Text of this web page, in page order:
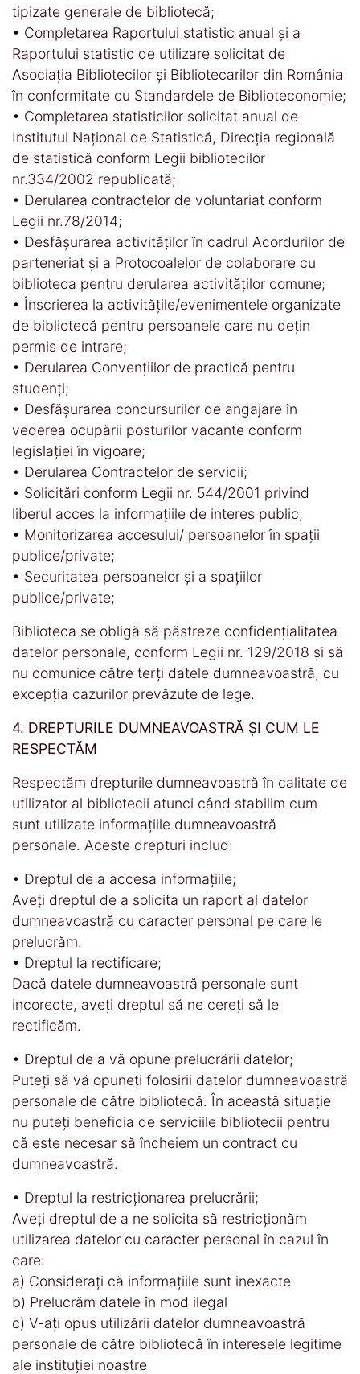
tipizate generale de bibliotecă;
• Completarea Raportului statistic anual și a
Raportului statistic de utilizare solicitat de
Asociația Bibliotecilor și Bibliotecarilor din România
în conformitate cu Standardele de Biblioteconomie;
• Completarea statisticilor solicitat anual de
Institutul Național de Statistică, Direcția regională
de statistică conform Legii bibliotecilor
nr.334/2002 republicată;
• Derularea contractelor de voluntariat conform
Legii nr.78/2014;
• Desfășurarea activităților în cadrul Acordurilor de
parteneriat și a Protocoalelor de colaborare cu
biblioteca pentru derularea activităților comune;
• Înscrierea la activitățile/evenimentele organizate
de bibliotecă pentru persoanele care nu dețin
permis de intrare;
• Derularea Convențiilor de practică pentru
studenți;
• Desfășurarea concursurilor de angajare în
vederea ocupării posturilor vacante conform
legislației în vigoare;
• Derularea Contractelor de servicii;
• Solicitări conform Legii nr. 544/2001 privind
liberul acces la informațiile de interes public;
• Monitorizarea accesului/ persoanelor în spații
publice/private;
• Securitatea persoanelor și a spațiilor
publice/private;
Biblioteca se obligă să păstreze confidențialitatea
datelor personale, conform Legii nr. 129/2018 și să
nu comunice către terți datele dumneavoastră, cu
excepția cazurilor prevăzute de lege.
4. DREPTURILE DUMNEAVOASTRĂ ȘI CUM LE
RESPECTĂM
Respectăm drepturile dumneavoastră în calitate de
utilizator al bibliotecii atunci când stabilim cum
sunt utilizate informațiile dumneavoastră
personale. Aceste drepturi includ:
• Dreptul de a accesa informațiile;
Aveți dreptul de a solicita un raport al datelor
dumneavoastră cu caracter personal pe care le
prelucrăm.
• Dreptul la rectificare;
Dacă datele dumneavoastră personale sunt
incorecte, aveți dreptul să ne cereți să le
rectificăm.
• Dreptul de a vă opune prelucrării datelor;
Puteți să vă opuneți folosirii datelor dumneavoastră
personale de către bibliotecă. În această situație
nu puteți beneficia de serviciile bibliotecii pentru
că este necesar să încheiem un contract cu
dumneavoastră.
• Dreptul la restricționarea prelucrării;
Aveți dreptul de a ne solicita să restricționăm
utilizarea datelor cu caracter personal în cazul în
care:
a) Considerați că informațiile sunt inexacte
b) Prelucrăm datele în mod ilegal
c) V-ați opus utilizării datelor dumneavoastră
personale de către bibliotecă în interesele legitime
ale instituției noastre